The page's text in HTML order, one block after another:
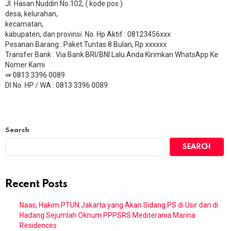
Jl. Hasan Nuddin No.102, ( kode pos )
desa, kelurahan,
kecamatan,
kabupaten, dan provinsi. No. Hp Aktif : 08123456xxx
Pesanan Barang : Paket Tuntas 8 Bulan, Rp xxxxxx
​Transfer Bank : Via Bank BRI/BNI Lalu Anda Kirimkan WhatsApp Ke
Nomer Kami
⇛ 0813 3396 0089
DI No. HP / WA : 0813 3396 0089
Search
SEARCH
Recent Posts
Naas, Hakim PTUN Jakarta yang Akan Sidang PS di Usir dan di
Hadang Sejumlah Oknum PPPSRS Mediterania Marina
Residences